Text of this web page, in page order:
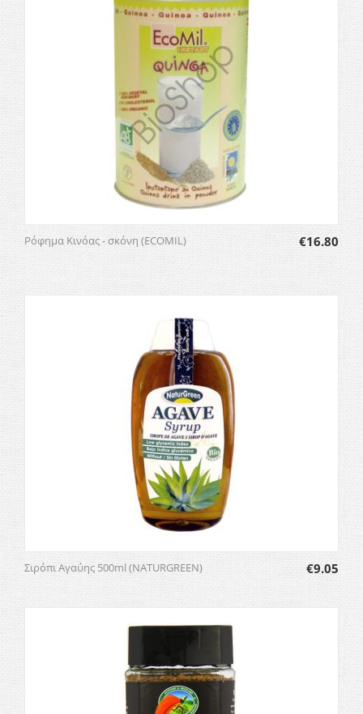
Ρόφημα Κινόας - σκόνη (ECOMIL) €16.80
Σιρόπι Αγαύης 500ml (NATURGREEN) €9.05